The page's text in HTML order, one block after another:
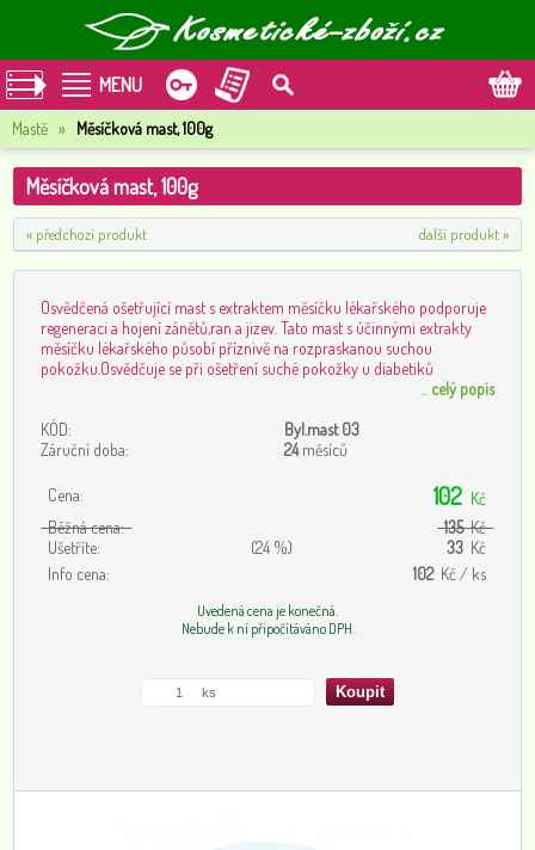
MENU
Mastě » Měsíčková mast, 100g
Měsíčková mast, 100g
« předchozí produkt další produkt »
Osvědčená ošetřující mast s extraktem měsíčku lékařského podporuje
regeneraci a hojení zánětů,ran a jizev. Tato mast s účinnými extrakty
měsíčku lékařského působí příznivě na rozpraskanou suchou
pokožku.Osvědčuje se při ošetření suché pokožky u diabetiků
celý popis
KÓD:
Byl.mast 03
Záruční doba:
24měsíců
Cena: 102 Kč
Běžná cena:
135Kč
Ušetříte:
(24 %) 33 Kč
Info cena:
102 Kč / ks
Uvedená cena je konečná.
Nebude k ní připočítáváno DPH.